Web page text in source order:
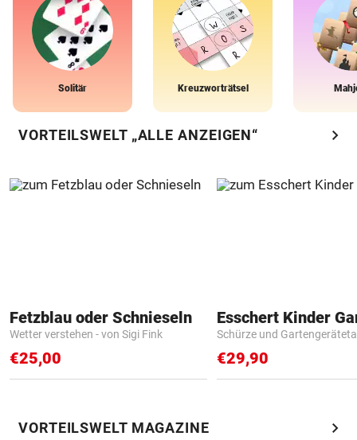
Solitär Kreuzworträtsel
VORTEILSWELT „ALLE ANZEIGEN“ chevron_right
Fetzblau oder Schnieseln
Wetter verstehen - von Sigi Fink
€25,00
Schürze und
€29,90
VORTEILSWELT MAGAZINE chevron_right